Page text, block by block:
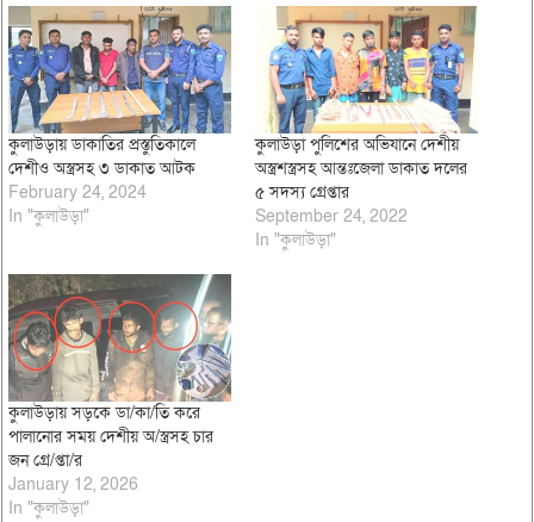
কুলাউড়ায় ডাকাতির প্রস্তুতিকালে
দেশীও অস্ত্রসহ ৩ ডাকাত আটক
February 24, 2024
In "কুলাউড়া"
কুলাউড়া পুলিশের অভিযানে দেশীয়
অস্ত্রশস্ত্রসহ আন্তঃজেলা ডাকাত দলের
৫ সদস্য গ্রেপ্তার
September 24, 2022
In "কুলাউড়া"
কুলাউড়ায় সড়কে ডা/কা/তি করে
পালানোর সময় দেশীয় অ/স্ত্রসহ চার
জন গ্রে/প্তা/র
January 12, 2026
In "কুলাউড়া"